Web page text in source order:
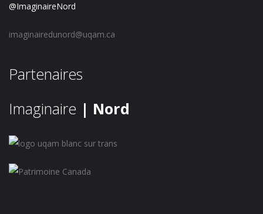
@ImaginaireNord
imaginairedunord@uqam.ca
Partenaires
Imaginaire | Nord